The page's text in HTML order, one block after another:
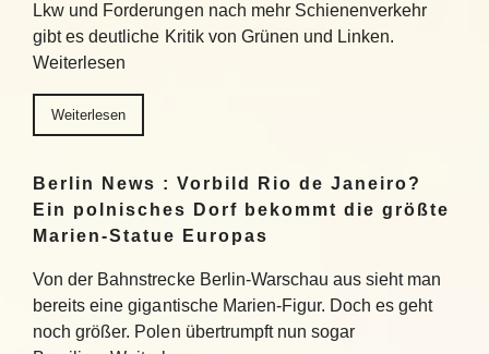
Lkw und Forderungen nach mehr Schienenverkehr
gibt es deutliche Kritik von Grünen und Linken.
Weiterlesen
Weiterlesen
Berlin News : Vorbild Rio de Janeiro?
Ein polnisches Dorf bekommt die größte
Marien-Statue Europas
Von der Bahnstrecke Berlin-Warschau aus sieht man
bereits eine gigantische Marien-Figur. Doch es geht
noch größer. Polen übertrumpft nun sogar